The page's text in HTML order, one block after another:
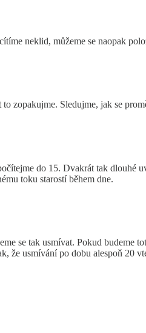
neklid, můžeme se naopak
zopakujme. Sledujme, jak se
do 15. Dvakrát tak dlouhé
toku starostí během dne.
se tak usmívat. Pokud budeme
že usmívání po dobu alespoň 20